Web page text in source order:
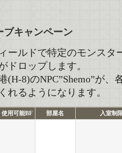
ブキャンペーン
ールドで特定のモンスタ
ドロップします。
(H-8)のNPC”Shemo”が、
れるようになります。
使用可能BF 部屋名 入室制